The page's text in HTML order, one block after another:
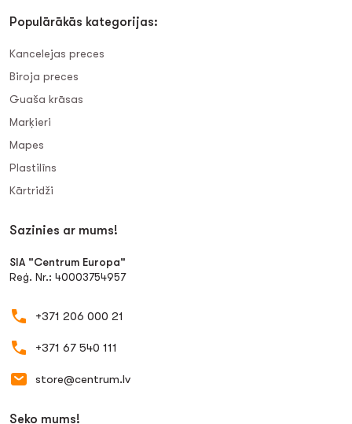
Populārākās kategorijas:
Kancelejas preces
Biroja preces
Guaša krāsas
Marķieri
Mapes
Plastilīns
Kārtridži
Sazinies ar mums!
SIA "Centrum Europa"
Reģ. Nr.: 40003754957
+371 206 000 21
+371 67 540 111
store@centrum.lv
Seko mums!